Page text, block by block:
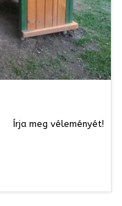
Írja meg véleményét!